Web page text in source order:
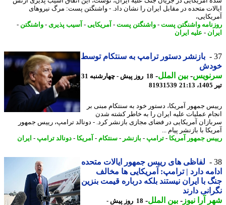
متحده در مقابل ایران را نشان داد. - واشنگتن پست: مرگ نیروهای
واشنگتن پست-واشنگتن پست-آمریکایی-آسیب پذیری- واشنگتن-
- علیه ایران
بازنشر دستور ترامپ به سنتکام توسط
-بین الملل-
18 روز پیش - چهارشنبه 31
81931539
جمهور آمریکا، دستور خود به سنتکام مبنی بر
عملیات علیه ایران را به خاطر کشته شدن
آمریکایی در فضای مجازی بازنشر کرد. - دونالد ترامپ، رییس جمهور
با بازنشر پیام ...
جمهور آمریکا- ترامپ -بازنشر -سنتکام-آمریکا- دونالد ترامپ -ایران
لفاظی های رییس جمهور ایالات متحده
دارد | ترامپ: آمریکایی ها مخالف
با ایران نیستند بلکه درباره قیمت بنزین
دارند
آرا نیوز-بین الملل-
18 روز پیش -